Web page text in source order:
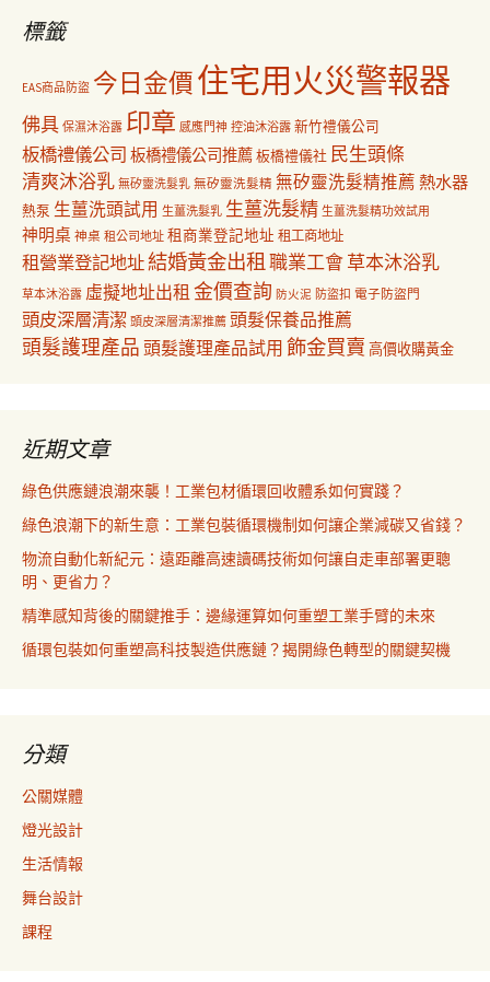
標籤
EAS商品防盜 今日金價住宅用火災警報器
佛具 保濕沐浴露 印章 感應門神 控油沐浴露 新竹禮儀公司
板橋禮儀公司 板橋禮儀公司推薦板橋禮儀社 民生頭條
清爽沐浴乳 無矽靈洗髮乳 無矽靈洗髮精 無矽靈洗髮精推薦 熱水器
熱泵 生薑洗頭試用 生薑洗髮乳 生薑洗髮精 生薑洗髮精功效試用
神明桌 神桌 租公司地址 租商業登記地址 租工商地址
租營業登記地址結婚黃金出租職業工會草本沐浴乳
草本沐浴露 虛擬地址出租 金價查詢 防火泥 防盜扣 電子防盜門
頭皮深層清潔 頭皮深層清潔推薦 頭髮保養品推薦
頭髮護理產品 頭髮護理產品試用 飾金買賣 高價收購黃金
近期文章
綠色供應鏈浪潮來襲！工業包材循環回收體系如何實踐？
綠色浪潮下的新生意：工業包裝循環機制如何讓企業減碳又省錢？
物流自動化新紀元：遠距離高速讀碼技術如何讓自走車部署更聰
明、更省力？
精準感知背後的關鍵推手：邊緣運算如何重塑工業手臂的未來
循環包裝如何重塑高科技製造供應鏈？揭開綠色轉型的關鍵契機
分類
公關媒體
燈光設計
生活情報
舞台設計
課程